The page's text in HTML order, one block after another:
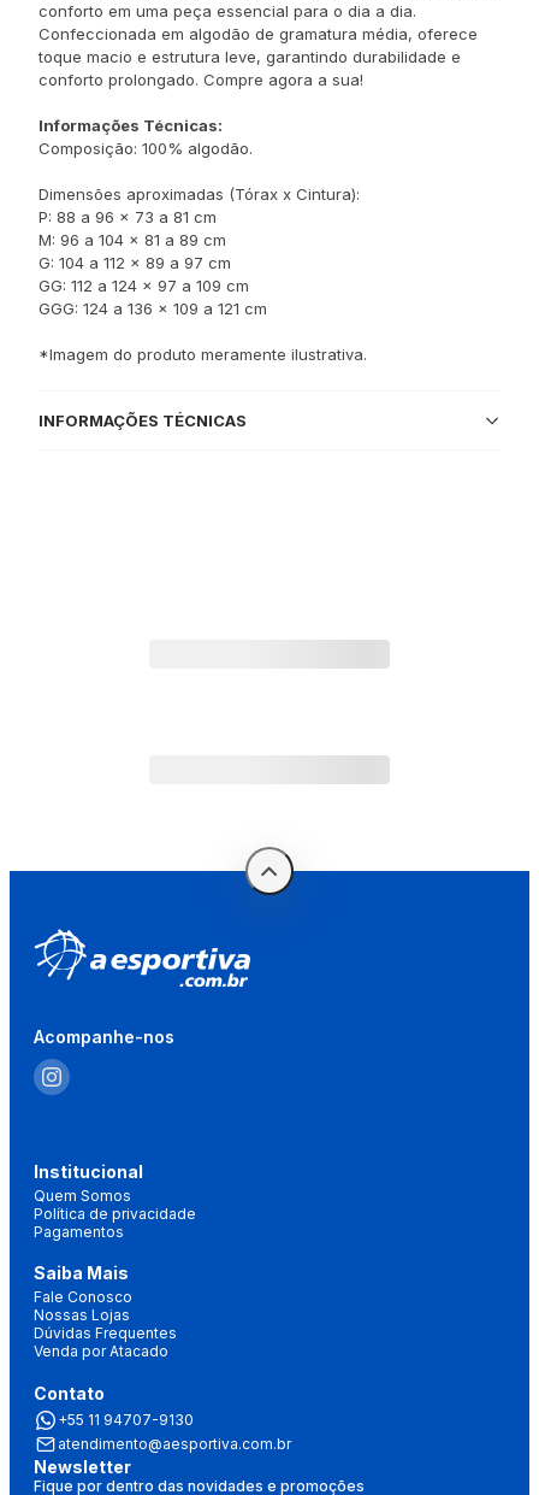
conforto em uma peça essencial para o dia a dia.
Confeccionada em algodão de gramatura média, oferece
toque macio e estrutura leve, garantindo durabilidade e
conforto prolongado. Compre agora a sua!
Informações Técnicas:
Composição: 100% algodão.
Dimensões aproximadas (Tórax x Cintura):
P: 88 a 96 x 73 a 81 cm
M: 96 a 104 x 81 a 89 cm
G: 104 a 112 x 89 a 97 cm
GG: 112 a 124 x 97 a 109 cm
GGG: 124 a 136 x 109 a 121 cm
*Imagem do produto meramente ilustrativa.
INFORMAÇÕES TÉCNICAS
Acompanhe-nos
Institucional
Quem Somos
Política de privacidade
Pagamentos
Saiba Mais
Fale Conosco
Nossas Lojas
Dúvidas Frequentes
Venda por Atacado
Contato
+55 11 94707-9130
atendimento@aesportiva.com.br
Newsletter
Fique por dentro das novidades e promoções